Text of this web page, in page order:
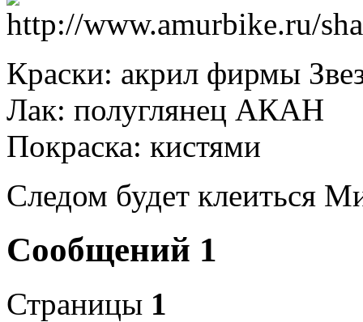
Краски: акрил фирмы
Лак: полуглянец АКАН
Покраска: кистями
Следом будет клеиться
Сообщений 1
Страницы 1